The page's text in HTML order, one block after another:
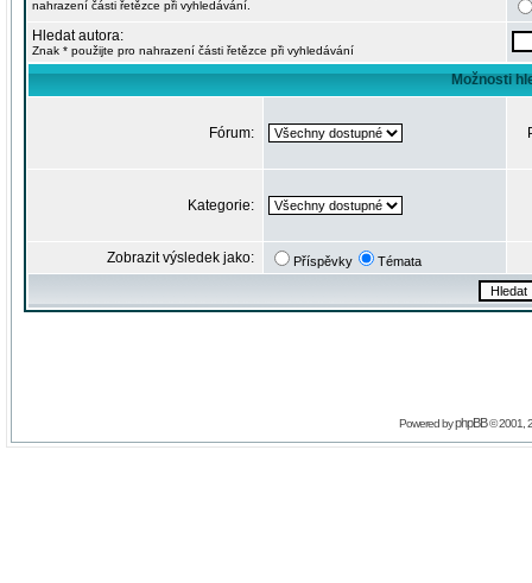
nahrazení části řetězce při vyhledávání.
Hledat autora:
Znak * použijte pro nahrazení části řetězce při vyhledávání
Možnosti
Fórum:
Kategorie:
Zobrazit výsledek jako: Příspěvky Témata
Powered byphpBB© 2001,